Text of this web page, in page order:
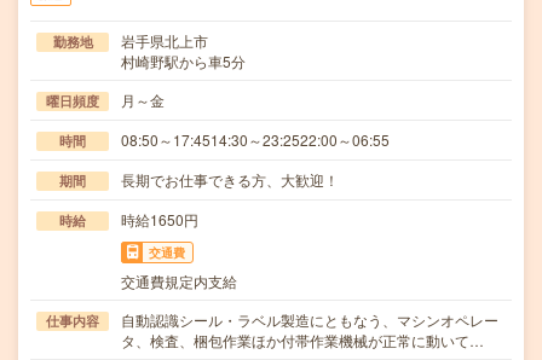
勤務地
岩手県北上市
村崎野駅から車5分
曜日頻度 月～金
時間 08:50～17:4514:30～23:2522:00～06:55
期間 長期でお仕事できる方、大歓迎！
時給 時給1650円
交通費
交通費規定内支給
仕事内容
自動認識シール・ラベル製造にともなう、マシンオペレー
タ、検査、梱包作業ほか付帯作業機械が正常に動いて…